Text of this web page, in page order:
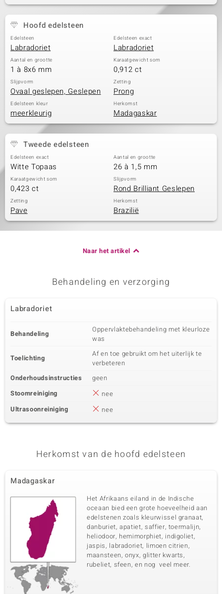
Hoofd edelsteen
Edelsteen
Labradoriet
Edelsteen exact
Labradoriet
Aantal en grootte
1 à 8x6 mm
Karaatgewicht som
0,912 ct
Slijpvorm
Ovaal geslepen, Geslepen
Zetting
Prong
Edelsteen kleur
meerkleurig
Herkomst
Madagaskar
Tweede edelsteen
Edelsteen exact
Witte Topaas
Aantal en grootte
26 à 1,5 mm
Karaatgewicht som
0,423 ct
Slijpvorm
Rond Brilliant Geslepen
Zetting
Pave
Herkomst
Brazilië
Naar het artikel
Behandeling en verzorging
Labradoriet
Behandeling
Oppervlaktebehandeling met kleurloze
was
Toelichting
Af en toe gebruikt om het uiterlijk te
verbeteren
Onderhoudsinstructies
geen
Stoomreiniging
nee
Ultrasoonreiniging
nee
Herkomst van de hoofd edelsteen
Madagaskar
Het Afrikaans eiland in de Indische
oceaan bied een grote hoeveelheid aan
edelstenen zoals kleurwissel granaat,
danburiet, apatiet, saffier, toermalijn,
heliodoor, hemimorphiet, indigoliet,
jaspis, labradoriet, limoen citrien,
maansteen, onyx, glitter kwarts,
rubeliet, sfeen, en nog veel meer.